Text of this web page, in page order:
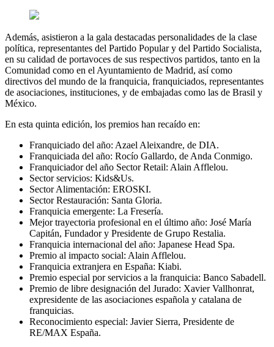
Además, asistieron a la gala destacadas personalidades de la clase
política, representantes del Partido Popular y del Partido Socialista,
en su calidad de portavoces de sus respectivos partidos, tanto en la
Comunidad como en el Ayuntamiento de Madrid, así como
directivos del mundo de la franquicia, franquiciados, representantes
de asociaciones, instituciones, y de embajadas como las de Brasil y
México.
En esta quinta edición, los premios han recaído en:
Franquiciado del año: Azael Aleixandre, de DIA.
Franquiciada del año: Rocío Gallardo, de Anda Conmigo.
Franquiciador del año Sector Retail: Alain Afflelou.
Sector servicios: Kids&Us.
Sector Alimentación: EROSKI.
Sector Restauración: Santa Gloria.
Franquicia emergente: La Fresería.
Mejor trayectoria profesional en el último año: José María
Capitán, Fundador y Presidente de Grupo Restalia.
Franquicia internacional del año: Japanese Head Spa.
Premio al impacto social: Alain Afflelou.
Franquicia extranjera en España: Kiabi.
Premio especial por servicios a la franquicia: Banco Sabadell.
Premio de libre designación del Jurado: Xavier Vallhonrat,
expresidente de las asociaciones española y catalana de
franquicias.
Reconocimiento especial: Javier Sierra, Presidente de
RE/MAX España.